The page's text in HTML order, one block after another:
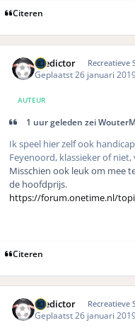
Citeren
Predictor Recreatieve
Geplaatst 26 januari
AUTEUR
1 uur geleden zei
Ik speel hier zelf ook
Feyenoord, klassieker of
Misschien ook leuk om mee
de hoofdprijs.
https://forum.onetime.nl/
Citeren
Predictor Recreatieve
Geplaatst26 januari